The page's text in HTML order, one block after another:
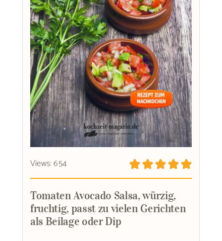
Views: 654
Tomaten Avocado Salsa, würzig,
fruchtig, passt zu vielen Gerichten
als Beilage oder Dip